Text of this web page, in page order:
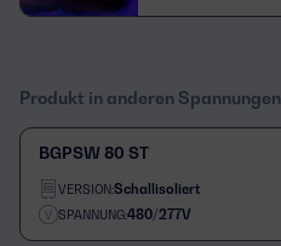
Produkt in anderen Spannungen
BGPSW 80 ST
VERSION:Schallisoliert
SPANNUNG:480/277V